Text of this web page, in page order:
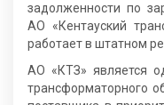
задолженности по
АО «Кентауский
работает в штатном
АО «КТЗ» является
трансформаторного